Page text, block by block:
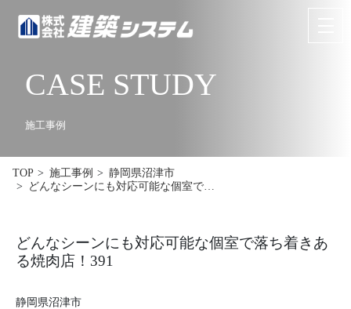
CASE STUDY
施工事例
TOP 施工事例
静岡県沼津市
どんなシーンにも対応可能な個室で…
どんなシーンにも対応可能な個室で落ち着きあ
る焼肉店！391
静岡県沼津市
お問い合わせ
HOME
商品ラインナップ
施工事例
お客様の声